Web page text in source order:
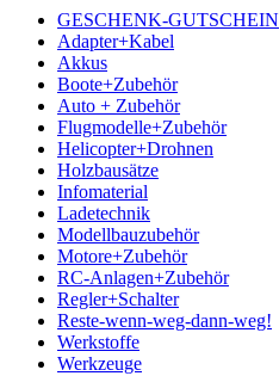
GESCHENK-GUTSCHEIN
Adapter+Kabel
Akkus
Boote+Zubehör
Auto + Zubehör
Flugmodelle+Zubehör
Helicopter+Drohnen
Holzbausätze
Infomaterial
Ladetechnik
Modellbauzubehör
Motore+Zubehör
RC-Anlagen+Zubehör
Regler+Schalter
Reste-wenn-weg-dann-weg!
Werkstoffe
Werkzeuge